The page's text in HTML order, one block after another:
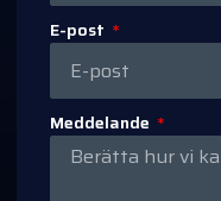
E-post
Meddelande